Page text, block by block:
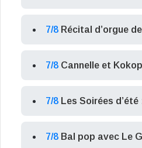
7/8 Récital d’orgue
7/8 Cannelle et
7/8 Les Soirées
7/8 Bal pop avec Le